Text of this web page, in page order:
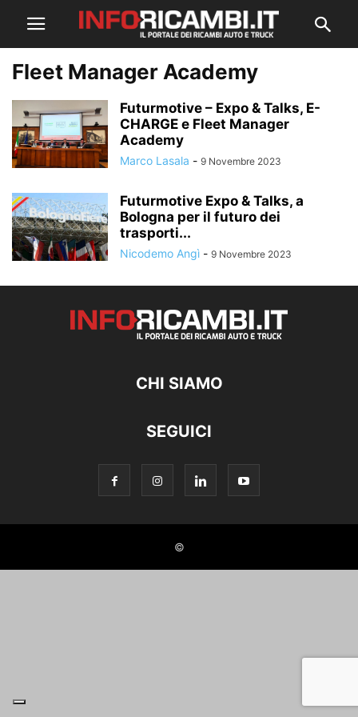
Fleet Manager Academy
Futurmotive – Expo & Talks, E-
CHARGE e Fleet Manager
Academy
Marco Lasala - 9 Novembre 2023
Futurmotive Expo & Talks, a
Bologna per il futuro dei
trasporti...
Nicodemo Angì - 9 Novembre 2023
CHI SIAMO
SEGUICI
©